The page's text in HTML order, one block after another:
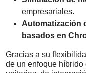
empresariales.
Automatización
basados en
Gracias a su
de un enfoque